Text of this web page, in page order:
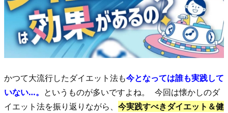
かつて大流行したダイエット法も今となっては誰も実践して
いない…。 というものが多いですよね。 今回は懐かしのダ
イエット法を振り返りながら、 今実践すべきダイエット＆健